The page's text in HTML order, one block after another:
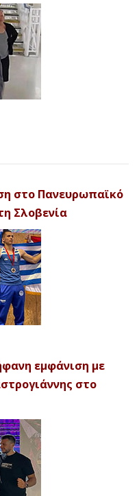
στο Πανευρωπαϊκό
Σλοβενία
εμφάνιση με
στο